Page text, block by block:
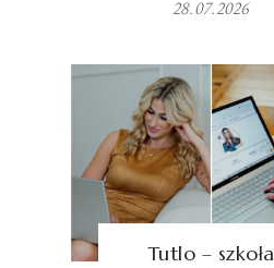
28.07.2026
Tutlo – szkoła